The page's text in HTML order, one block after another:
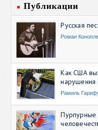
Публикации
Русская
Роман
Как США
нарушения
Рамиль
Пурпурные